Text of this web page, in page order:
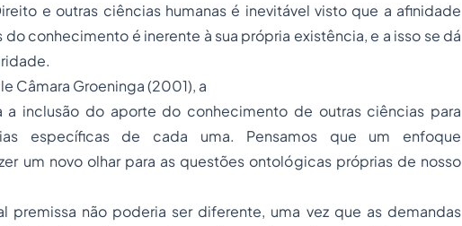
e outras ciências humanas é inevitável visto que a afinidade
conhecimento é inerente à sua própria existência, e a isso se dá
Câmara Groeninga (2001), a
a inclusão do aporte do conhecimento de outras ciências para
específicas de cada uma. Pensamos que um enfoque
um novo olhar para as questões ontológicas próprias de nosso
premissa não poderia ser diferente, uma vez que as demandas